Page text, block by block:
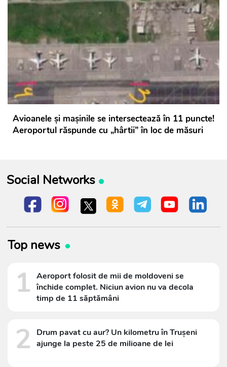
Avioanele și mașinile se intersectează în 11 puncte!
Aeroportul răspunde cu „hârtii” în loc de măsuri
Social Networks
Top news
1 Aeroport folosit de mii de moldoveni se
închide complet. Niciun avion nu va decola
timp de 11 săptămâni
2
Drum pavat cu aur? Un kilometru în Trușeni
ajunge la peste 25 de milioane de lei